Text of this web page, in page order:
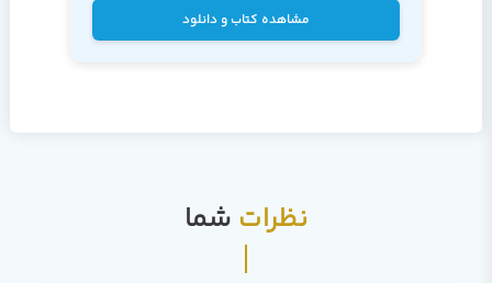
Cumaranatunge
مشاهده کتاب و دانلود
نظرات شما